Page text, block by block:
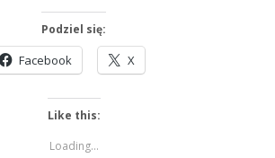
Podziel się:
Facebook X
Like this:
Loading...